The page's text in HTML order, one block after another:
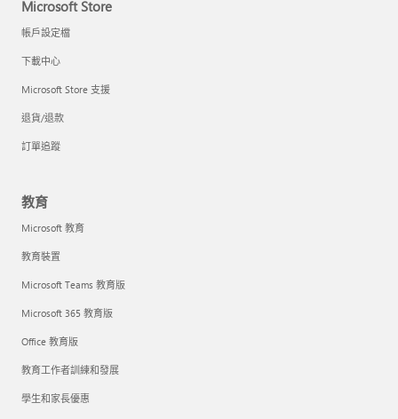
Microsoft Store
帳戶設定檔
下載中心
Microsoft Store 支援
退貨/退款
訂單追蹤
教育
Microsoft 教育
教育裝置
Microsoft Teams 教育版
Microsoft 365 教育版
Office 教育版
教育工作者訓練和發展
學生和家長優惠